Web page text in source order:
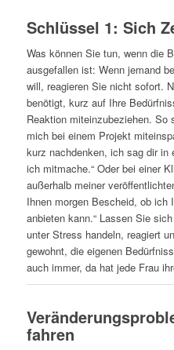
Schlüssel 1: Sich
Was können Sie tun, wenn die
ausgefallen ist: Wenn jemand
will, reagieren Sie nicht sofort.
benötigt, kurz auf Ihre
Reaktion miteinzubeziehen.
mich bei einem Projekt
kurz nachdenken, ich sag dir in
ich mitmache.“ Oder bei einer
außerhalb meiner
Ihnen morgen Bescheid, ob ich
anbieten kann.“ Lassen Sie
unter Stress handeln, reagiert
gewohnt, die eigenen
auch immer, da hat jede Frau
fahren